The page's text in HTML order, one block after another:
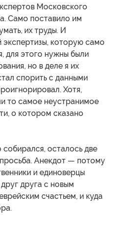
Московского
Само поставило им
их труды. И
экспертизы, которую само
для этого нужны были
но в деле я их
спорить с данными
Хотя,
то самое неустранимое
о котором сказано
собирался, осталось две
Анекдот — потому
и единоверцы
друга с новым
счастьем, и куда